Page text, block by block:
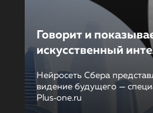
Говорит и
искусственный
Нейросеть Сбера
видение будущего —
Plus‑one.ru